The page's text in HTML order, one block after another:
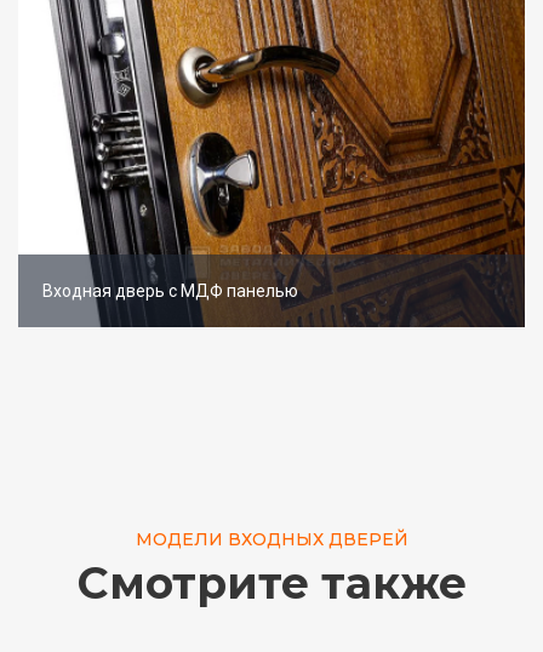
Входная дверь с МДФ панелью
МОДЕЛИ ВХОДНЫХ ДВЕРЕЙ
Смотрите также